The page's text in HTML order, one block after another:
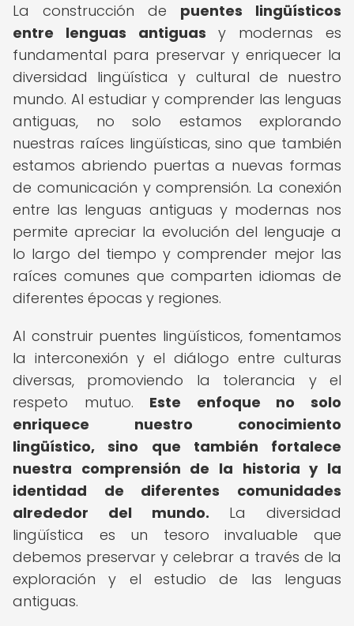
La construcción de puentes lingüísticos
entre lenguas antiguas y modernas es
fundamental para preservar y enriquecer la
diversidad lingüística y cultural de nuestro
mundo. Al estudiar y comprender las lenguas
antiguas, no solo estamos explorando
nuestras raíces lingüísticas, sino que también
estamos abriendo puertas a nuevas formas
de comunicación y comprensión. La conexión
entre las lenguas antiguas y modernas nos
permite apreciar la evolución del lenguaje a
lo largo del tiempo y comprender mejor las
raíces comunes que comparten idiomas de
diferentes épocas y regiones.
Al construir puentes lingüísticos, fomentamos
la interconexión y el diálogo entre culturas
diversas, promoviendo la tolerancia y el
respeto mutuo. Este enfoque no solo
enriquece nuestro conocimiento
lingüístico, sino que también fortalece
nuestra comprensión de la historia y la
identidad de diferentes comunidades
alrededor del mundo. La diversidad
lingüística es un tesoro invaluable que
debemos preservar y celebrar a través de la
exploración y el estudio de las lenguas
antiguas.